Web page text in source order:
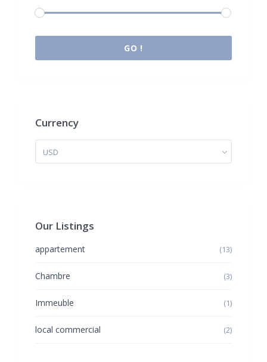
GO !
Currency
USD
Our Listings
appartement (13)
Chambre (3)
Immeuble (1)
local commercial (2)